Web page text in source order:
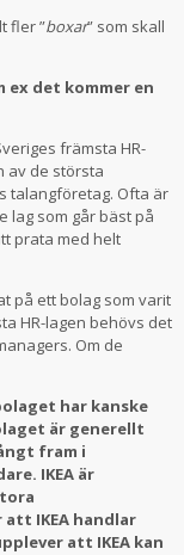
fler ”boxar” som skall
ex det kommer en
främsta HR-
av de största
talangföretag. Ofta är
lag som går bäst på
prata med helt
på ett bolag som varit
HR-lagen behövs det
Om de
har kanske
är generellt
fram i
IKEA är
IKEA handlar
att IKEA kan